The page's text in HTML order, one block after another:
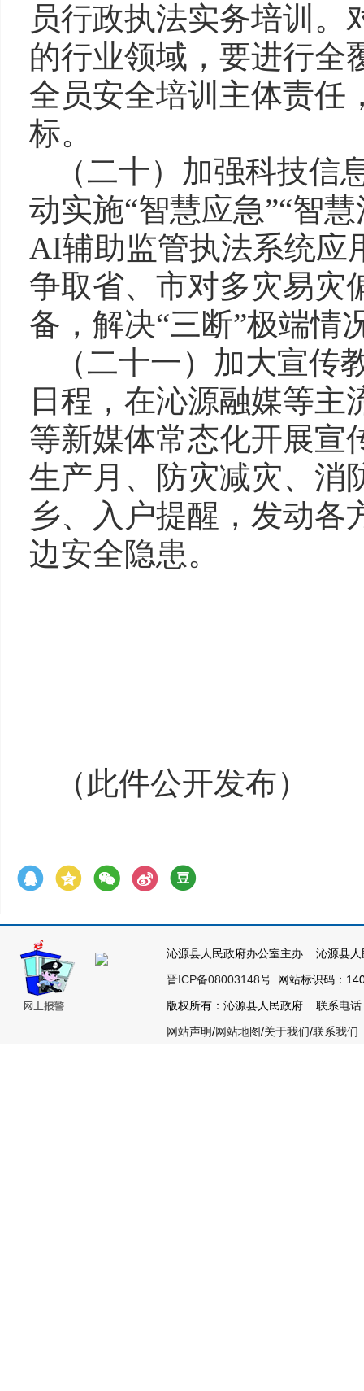
员行政执法实务培训。
的行业领域，要进行全
全员安全培训主体责任
标。
（二十）加强科技信
动实施“智慧应急”“智
AI辅助监管执法系统应
争取省、市对多灾易灾
备，解决“三断”极端情
（二十一）加大宣
日程，在沁源融媒等
等新媒体常态化开展宣
生产月、防灾减灾、消
乡、入户提醒，发动各
边安全隐患。
（此件公开发布）
沁源县人民政府办公室主办 沁源县
晋ICP备08003148号 网站标识码：
版权所有：沁源县人民政府 联系电
网站声明/网站地图/关于我们/联系我们